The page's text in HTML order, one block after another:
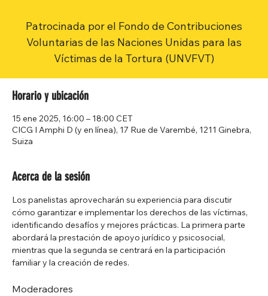
Patrocinada por el Fondo de Contribuciones
Voluntarias de las Naciones Unidas para las
Víctimas de la Tortura (UNVFVT)
Horario y ubicación
15 ene 2025, 16:00 – 18:00 CET
CICG I Amphi D (y en línea), 17 Rue de Varembé, 1211 Ginebra,
Suiza
Acerca de la sesión
Los panelistas aprovecharán su experiencia para discutir
cómo garantizar e implementar los derechos de las víctimas,
identificando desafíos y mejores prácticas. La primera parte
abordará la prestación de apoyo jurídico y psicosocial,
mientras que la segunda se centrará en la participación
familiar y la creación de redes.
Moderadores